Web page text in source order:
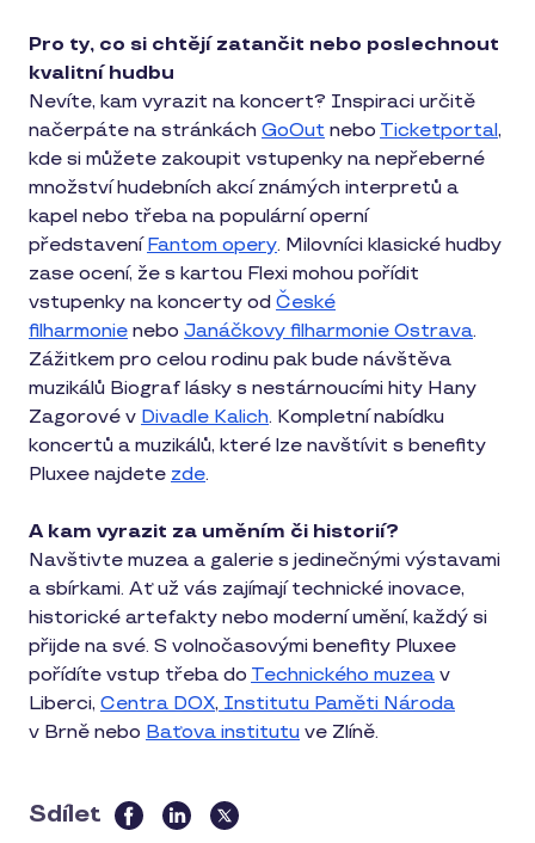
Pro ty, co si chtějí zatančit nebo poslechnout
kvalitní hudbu
Nevíte, kam vyrazit na koncert? Inspiraci určitě
načerpáte na stránkách GoOut nebo Ticketportal,
kde si můžete zakoupit vstupenky na nepřeberné
množství hudebních akcí známých interpretů a
kapel nebo třeba na populární operní
představeníFantom opery. Milovníci klasické hudby
zase ocení, že s kartou Flexi mohou pořídit
vstupenky na koncerty od České
filharmonie nebo Janáčkovy filharmonie Ostrava.
Zážitkem pro celou rodinu pak bude návštěva
muzikálů Biograf lásky s nestárnoucími hity Hany
Zagorové v Divadle Kalich. Kompletní nabídku
koncertů a muzikálů, které lze navštívit s benefity
Pluxee najdete zde.
A kam vyrazit za uměním či historií?
Navštivte muzea a galerie s jedinečnými výstavami
a sbírkami. Ať už vás zajímají technické inovace,
historické artefakty nebo moderní umění, každý si
přijde na své. S volnočasovými benefity Pluxee
pořídíte vstup třeba do Technického muzea v
Liberci, Centra DOX, Institutu Paměti Národa
v Brně nebo Baťova institutu ve Zlíně.
Sdílet
this